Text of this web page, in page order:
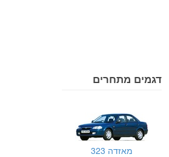
דגמים מתחרים
מאזדה 323